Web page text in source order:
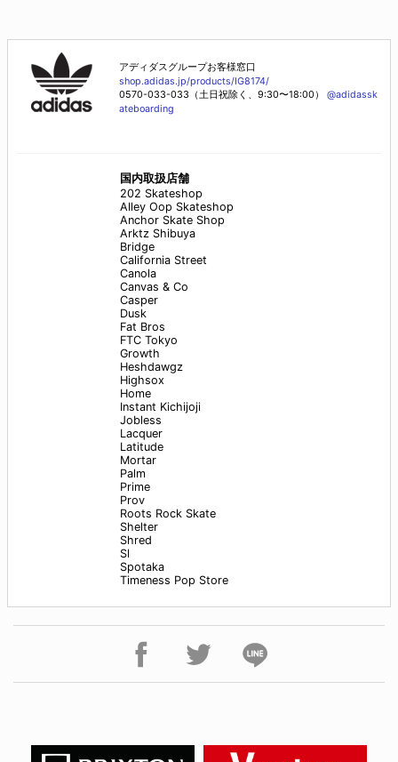
アディダスグループお客様窓口
shop.adidas.jp/products/IG8174/
0570-033-033（土日祝除く、9:30〜18:00） @adidassk
ateboarding
国内取扱店舗
202 Skateshop
Alley Oop Skateshop
Anchor Skate Shop
Arktz Shibuya
Bridge
California Street
Canola
Canvas & Co
Casper
Dusk
Fat Bros
FTC Tokyo
Growth
Heshdawgz
Highsox
Home
Instant Kichijoji
Jobless
Lacquer
Latitude
Mortar
Palm
Prime
Prov
Roots Rock Skate
Shelter
Shred
Sl
Spotaka
Timeness Pop Store